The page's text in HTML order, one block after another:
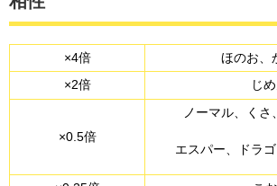
×4倍
ほのお、
×2倍
じ
×0.5倍
ノーマル、くさ
エスパー、ドラ